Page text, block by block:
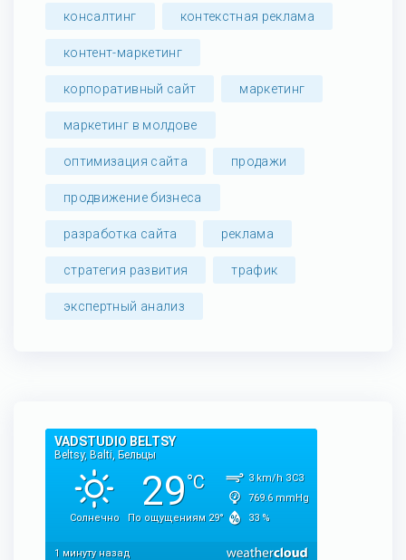
консалтинг контекстная реклама
контент-маркетинг
корпоративный сайт маркетинг
маркетинг в молдове
оптимизация сайта продажи
продвижение бизнеса
разработка сайта реклама
стратегия развития трафик
экспертный анализ